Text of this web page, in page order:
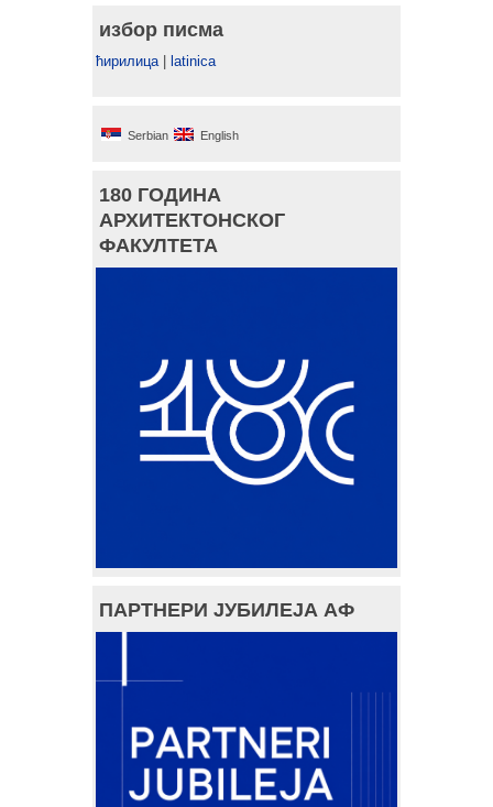
избор писма
ћирилица| latinica
Serbian English
180 ГОДИНА
АРХИТЕКТОНСКОГ
ФАКУЛТЕТА
ПАРТНЕРИ ЈУБИЛЕЈА АФ